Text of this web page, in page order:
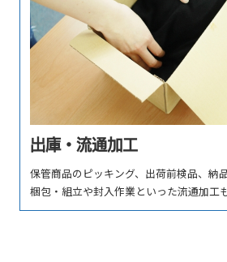
出庫・流通加⼯
保管商品のピッキング、出荷前検品、納
梱包・組⽴や封⼊作業といった流通加⼯